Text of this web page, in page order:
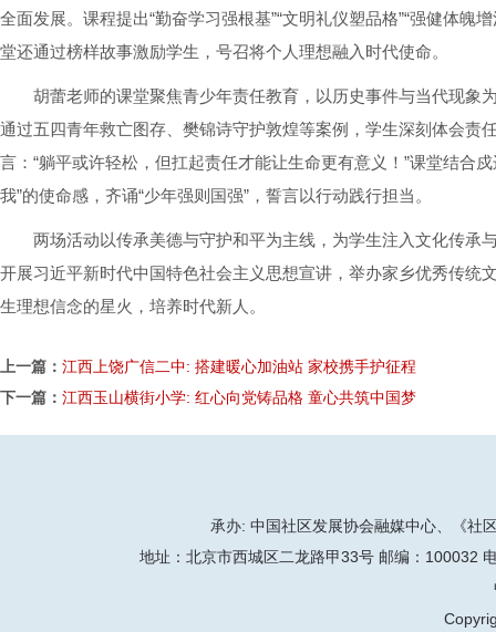
全面发展。课程提出“勤奋学习强根基”“文明礼仪塑品格”“强健体魄
堂还通过榜样故事激励学生，号召将个人理想融入时代使命。
胡蕾老师的课堂聚焦青少年责任教育，以历史事件与当代现象
通过五四青年救亡图存、樊锦诗守护敦煌等案例，学生深刻体会责
言：“躺平或许轻松，但扛起责任才能让生命更有意义！”课堂结合
我”的使命感，齐诵“少年强则国强”，誓言以行动践行担当。
两场活动以传承美德与守护和平为主线，为学生注入文化传承
开展习近平新时代中国特色社会主义思想宣讲，举办家乡优秀传统
生理想信念的星火，培养时代新人。
上一篇： 江西上饶广信二中: 搭建暖心加油站 家校携手护征程
下一篇： 江西玉山横街小学: 红心向党铸品格 童心共筑中国梦
承办: 中国社区发展协会融媒中心、《社
地址：北京市西城区二龙路甲33号 邮编：100032